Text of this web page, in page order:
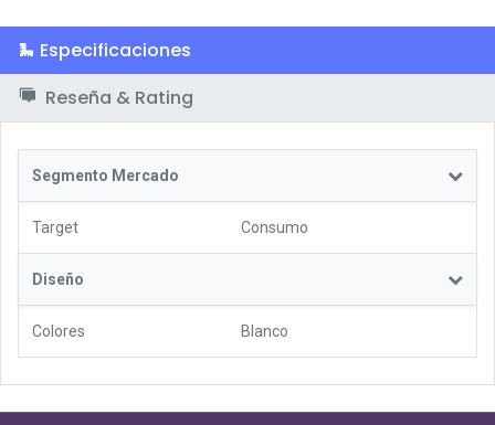
Especificaciones
Reseña & Rating
Segmento Mercado
Target Consumo
Diseño
Colores Blanco